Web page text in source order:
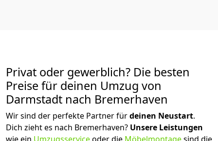
Privat oder gewerblich? Die besten
Preise für deinen Umzug von
Darmstadt nach Bremer­haven
Wir sind der perfekte Partner fürdeinen Neustart.
Dich zieht es nach Bremer­haven? Unsere Leistungen